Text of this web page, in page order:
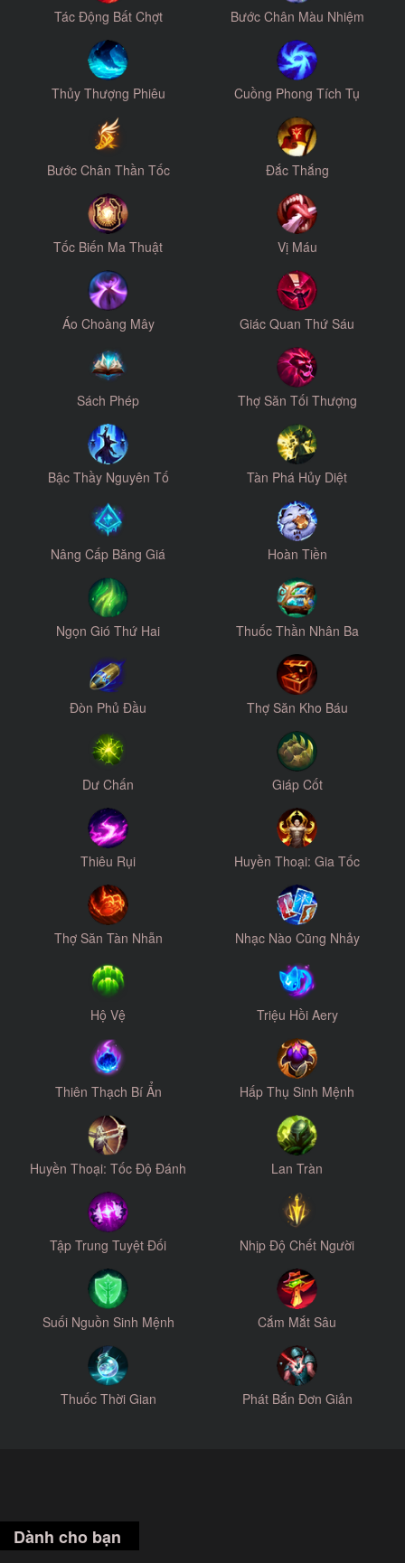
Tác Động Bất Chợt Bước Chân Màu Nhiệm
Thủy Thượng Phiêu Cuồng Phong Tích Tụ
Bước Chân Thần Tốc Đắc Thắng
Tốc Biến Ma Thuật Vị Máu
Áo Choàng Mây Giác Quan Thứ Sáu
Sách Phép Thợ Săn Tối Thượng
Bậc Thầy Nguyên Tố Tàn Phá Hủy Diệt
Nâng Cấp Băng Giá Hoàn Tiền
Ngọn Gió Thứ Hai Thuốc Thần Nhân Ba
Đòn Phủ Đầu Thợ Săn Kho Báu
Dư Chấn Giáp Cốt
Thiêu Rụi Huyền Thoại: Gia Tốc
Thợ Săn Tàn Nhẫn Nhạc Nào Cũng Nhảy
Hộ Vệ Triệu Hồi Aery
Thiên Thạch Bí Ẩn Hấp Thụ Sinh Mệnh
Huyền Thoại: Tốc Độ Đánh Lan Tràn
Tập Trung Tuyệt Đối Nhịp Độ Chết Người
Suối Nguồn Sinh Mệnh Cắm Mắt Sâu
Thuốc Thời Gian Phát Bắn Đơn Giản
Dành cho bạn